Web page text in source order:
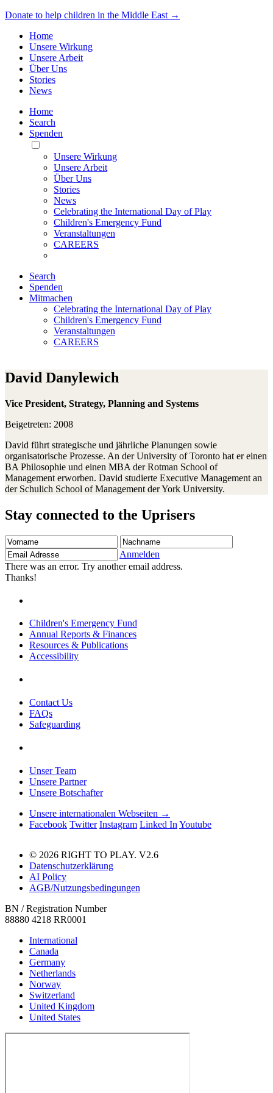
Donate to help children in the Middle East →
Home
Unsere Wirkung
Unsere Arbeit
Über Uns
Stories
News
Home
Search
Spenden
Toggle
Mobile
Menu
Unsere Wirkung
Unsere Arbeit
Über Uns
Stories
News
Celebrating the International Day of Play
Children's Emergency Fund
Veranstaltungen
CAREERS
Search
Spenden
Mitmachen
Celebrating the International Day of Play
Children's Emergency Fund
Veranstaltungen
CAREERS
David Danylewich
Vice President, Strategy, Planning and Systems
Beigetreten: 2008
David führt strategische und jährliche Planungen sowie
organisatorische Prozesse. An der University of Toronto hat er einen
BA Philosophie und einen MBA der Rotman School of
Management erworben. David studierte Executive Management an
der Schulich School of Management der York University.
Stay connected to the Uprisers
Vorname Nachname
Adresse
Anmelden
There was an error. Try another email address.
Thanks!
Children's Emergency Fund
Annual Reports & Finances
Resources & Publications
Accessibility
Contact Us
FAQs
Safeguarding
Unser Team
Unsere Partner
Unsere Botschafter
Unsere internationalen Webseiten →
Facebook Twitter Instagram Linked In Youtube
© 2026 RIGHT TO PLAY. V2.6
Datenschutzerklärung
AI Policy
AGB/Nutzungsbedingungen
BN / Registration Number
88880 4218 RR0001
International
Canada
Germany
Netherlands
Norway
Switzerland
United Kingdom
United States